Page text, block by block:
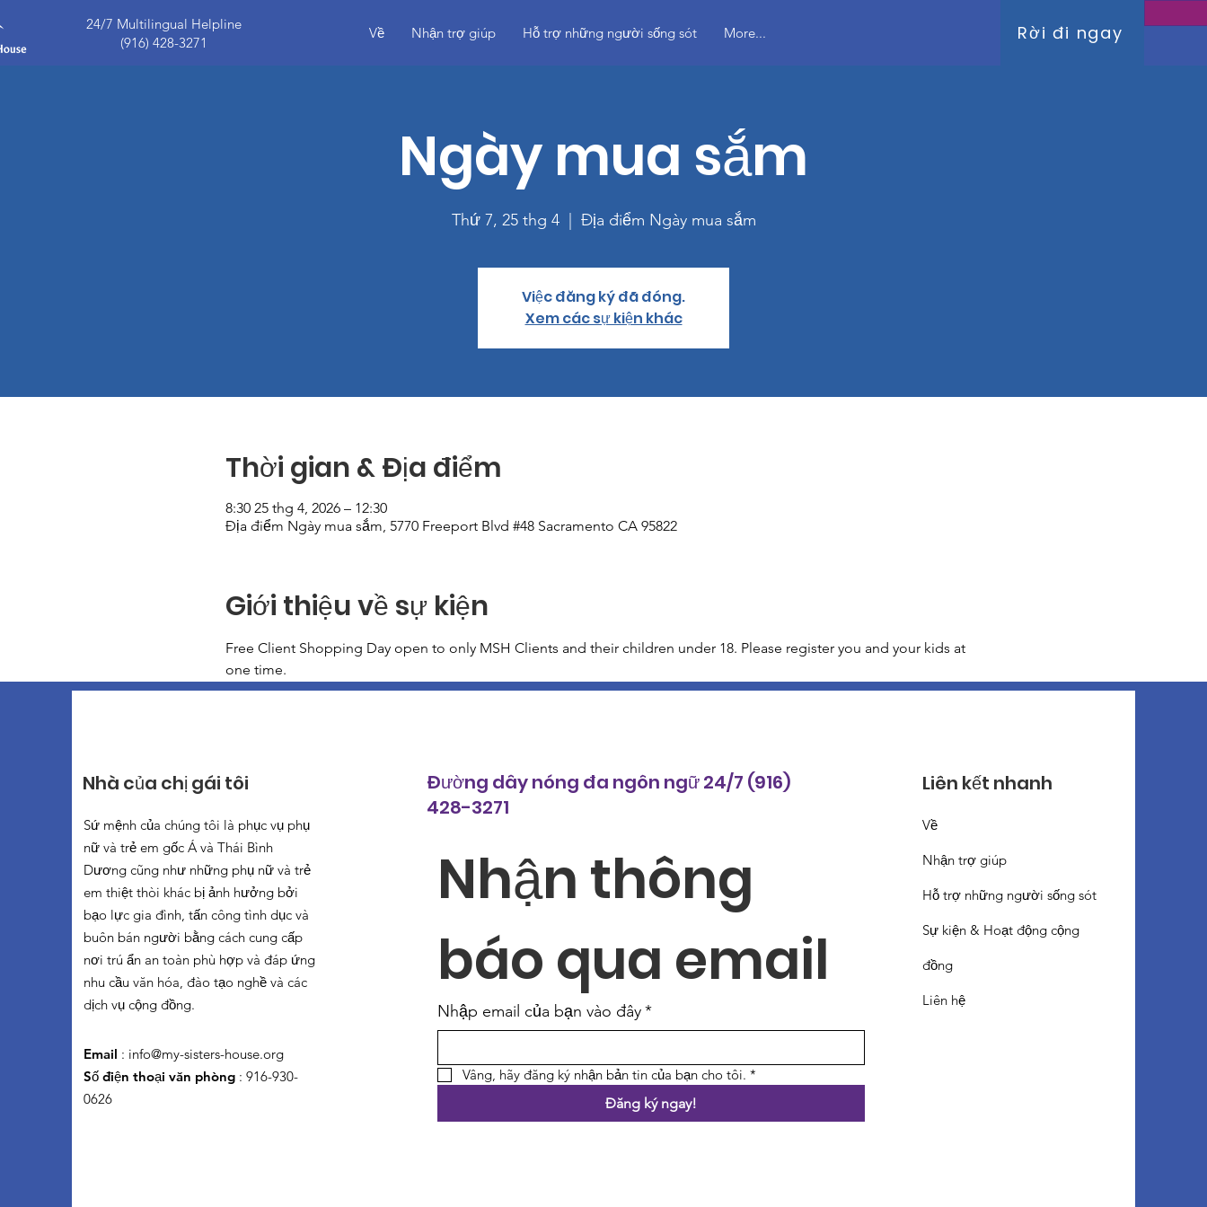
24/7 Multilingual Helpline
(916) 428-3271
Về Nhận trợ giúp Hỗ trợ những người sống sót More... Rời đi ngay
Ngày mua sắm
Thứ 7, 25 thg 4
  |
Địa điểm Ngày mua sắm
Việc đăng ký đã đóng.
Xem các sự kiện khác
Thời gian & Địa điểm
8:30 25 thg 4, 2026 – 12:30
Địa điểm Ngày mua sắm, 5770 Freeport Blvd #48 Sacramento CA 95822
Giới thiệu về sự kiện
Free Client Shopping Day open to only MSH Clients and their children under 18. Please register you and your kids at
one time.
Nhà của chị gái tôi
Sứ mệnh của chúng tôi là phục vụ phụ
nữ và trẻ em gốc Á và Thái Bình
Dương cũng như những phụ nữ và trẻ
em thiệt thòi khác bị ảnh hưởng bởi
bạo lực gia đình, tấn công tình dục và
buôn bán người bằng cách cung cấp
nơi trú ẩn an toàn phù hợp và đáp ứng
nhu cầu văn hóa, đào tạo nghề và các
dịch vụ cộng đồng.
Email : info@my-sisters-house.org
Số điện thoại văn phòng : 916-930-
0626
Đường dây nóng đa ngôn ngữ 24/7 (916)
428-3271
Nhận thông
báo qua email
Nhập email của bạn vào đây*
Vâng, hãy đăng ký nhận bản tin của bạn cho tôi. *
Đăng ký ngay!
Liên kết nhanh
Về
Nhận trợ giúp
Hỗ trợ những người sống sót
Sự kiện & Hoạt động cộng
đồng
Liên hệ